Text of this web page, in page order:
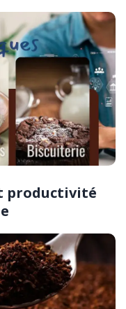
productivité